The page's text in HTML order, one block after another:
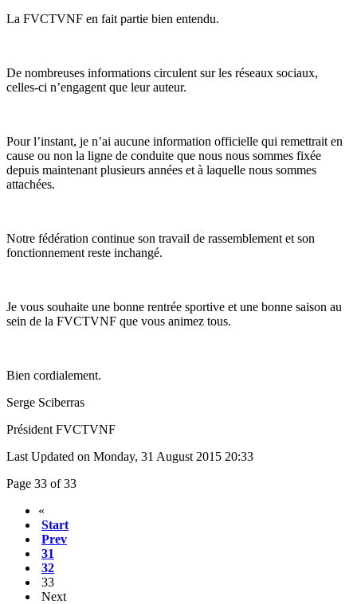
La FVCTVNF en fait partie bien entendu.
De nombreuses informations circulent sur les réseaux sociaux,
celles-ci n’engagent que leur auteur.
Pour l’instant, je n’ai aucune information officielle qui remettrait en
cause ou non la ligne de conduite que nous nous sommes fixée
depuis maintenant plusieurs années et à laquelle nous sommes
attachées.
Notre fédération continue son travail de rassemblement et son
fonctionnement reste inchangé.
Je vous souhaite une bonne rentrée sportive et une bonne saison au
sein de la FVCTVNF que vous animez tous.
Bien cordialement.
Serge Sciberras
Président FVCTVNF
Last Updated on Monday, 31 August 2015 20:33
Page 33 of 33
«
Start
Prev
31
32
33
Next